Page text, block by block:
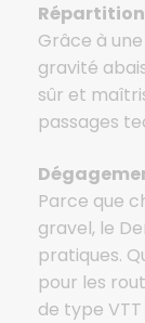
Grâce à
gravité
sûr et
passages
Parce que
gravel, le
pratiques.
pour les
de type